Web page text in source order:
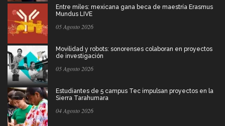
Entre miles: mexicana gana beca de maestría Erasmus
Mundus LIVE
05 Agosto 2026
Movilidad y robots: sonorenses colaboran en proyectos
de investigación
05 Agosto 2026
Estudiantes de 5 campus Tec impulsan proyectos en la
Sierra Tarahumara
04 Agosto 2026